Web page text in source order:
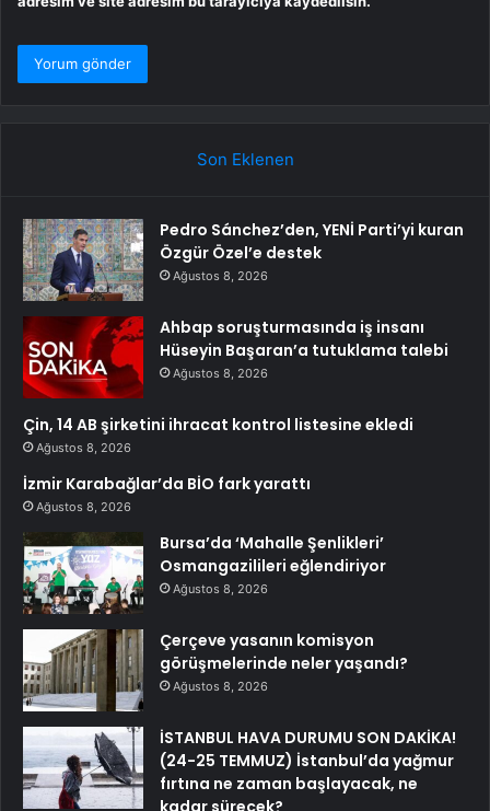
Son Eklenen
Pedro Sánchez’den, YENİ Parti’yi kuran
Özgür Özel’e destek
Ağustos 8, 2026
Ahbap soruşturmasında iş insanı
Hüseyin Başaran’a tutuklama talebi
Ağustos 8, 2026
Çin, 14 AB şirketini ihracat kontrol listesine ekledi
Ağustos 8, 2026
İzmir Karabağlar’da BİO fark yarattı
Ağustos 8, 2026
Bursa’da ‘Mahalle Şenlikleri’
Osmangazilileri eğlendiriyor
Ağustos 8, 2026
Çerçeve yasanın komisyon
görüşmelerinde neler yaşandı?
Ağustos 8, 2026
İSTANBUL HAVA DURUMU SON DAKİKA!
(24-25 TEMMUZ) İstanbul’da yağmur
fırtına ne zaman başlayacak, ne